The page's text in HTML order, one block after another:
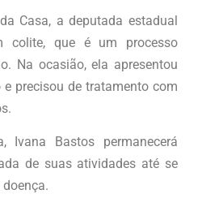
Casa, a deputada estadual
colite, que é um processo
Na ocasião, ela apresentou
precisou de tratamento com
Ivana Bastos permanecerá
de suas atividades até se